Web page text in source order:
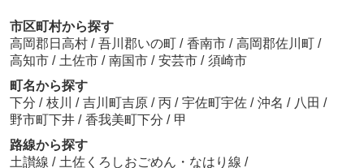
市区町村から探す
高岡郡日高村 / 吾川郡いの町 / 香南市 / 高岡郡佐川町 /
高知市 / 土佐市 / 南国市 / 安芸市 / 須崎市
町名から探す
下分 / 枝川 / 吉川町吉原 / 丙 / 宇佐町宇佐 / 沖名 / 八田 /
野市町下井 / 香我美町下分 / 甲
路線から探す
土讃線 / 土佐くろしおごめん・なはり線 /